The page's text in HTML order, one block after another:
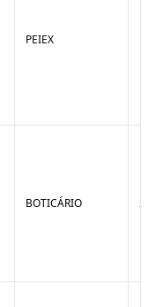
PEIEX
BOTICÁRIO